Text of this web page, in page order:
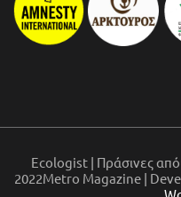
Ecologist | Πράσινες
2022Metro Magazine |